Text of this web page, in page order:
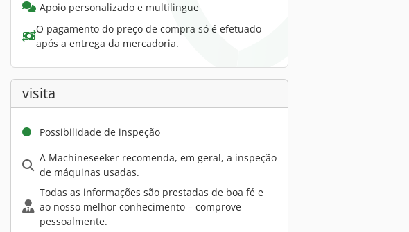
Apoio personalizado e multilingue
O pagamento do preço de compra só é efetuado
após a entrega da mercadoria.
visita
Possibilidade de inspeção
A Machineseeker recomenda, em geral, a inspeção
de máquinas usadas.
Todas as informações são prestadas de boa fé e
ao nosso melhor conhecimento – comprove
pessoalmente.